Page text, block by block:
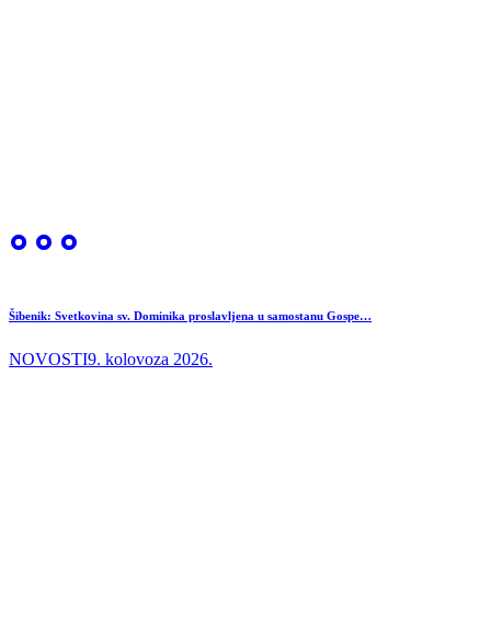
Šibenik: Svetkovina sv. Dominika proslavljena u samostanu Gospe…
NOVOSTI9. kolovoza 2026.